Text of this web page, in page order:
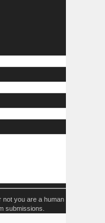
not you are a human
submissions.